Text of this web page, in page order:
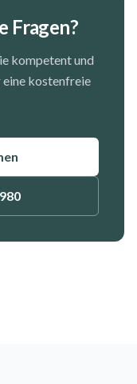
Fragen?
kompetent und
kostenfreie